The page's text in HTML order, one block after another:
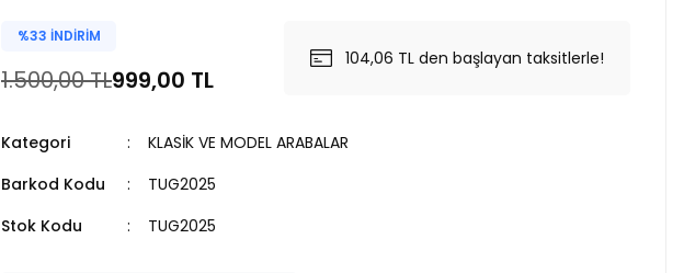
%33 İNDİRİM
1.500,00 TL999,00 TL
104,06 TL den başlayan taksitlerle!
Kategori
KLASİK VE MODEL ARABALAR
Barkod Kodu
TUG2025
Stok Kodu
TUG2025